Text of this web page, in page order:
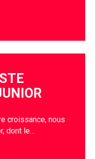
croissance, nous
dont le…